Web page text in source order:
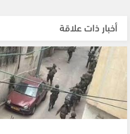
أخبار ذات علاقة